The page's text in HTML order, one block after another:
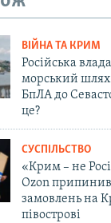
ВІЙНА ТА КРИМ
Російська
морський
БпЛА до
це?
СУСПІЛЬСТВО
«Крим – не
Ozon
замовлень на
півострові